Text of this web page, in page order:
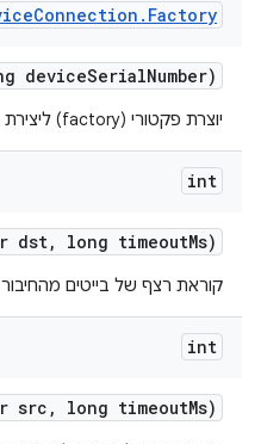
Connection . Factory
deviceSerialNumber)
יוצרת פקטורי (factory) ליצירת חיבור למכשירים.
int
dst, long timeoutMs)
קוראת רצף של בייטים
int
src , long timeoutMs)